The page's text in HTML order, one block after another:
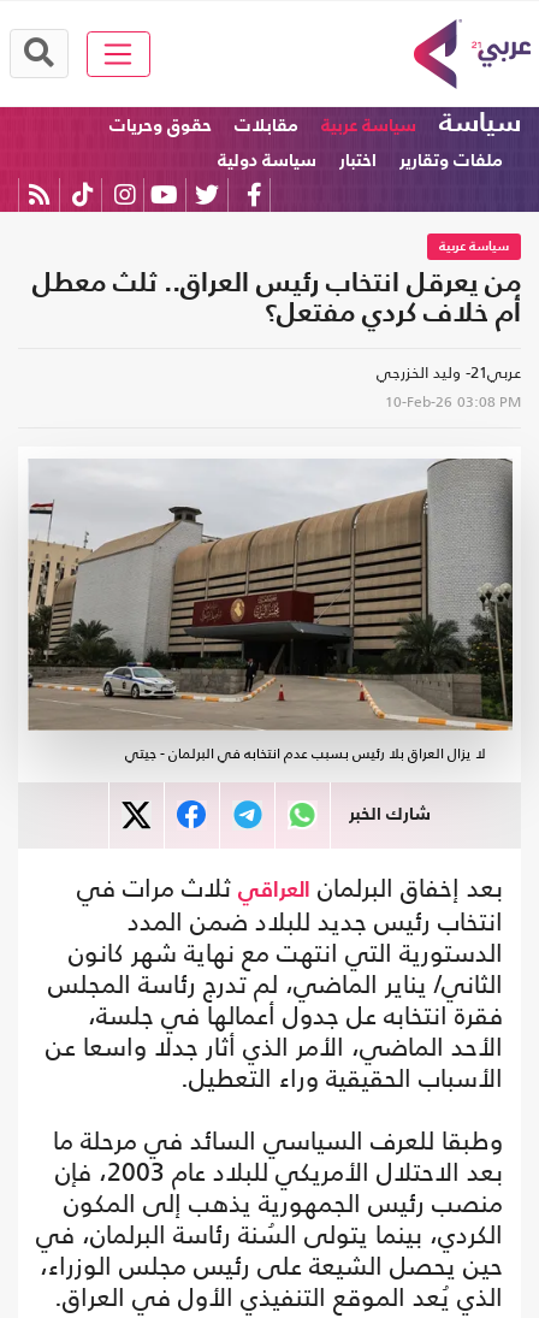
سياسة سياسة عربية مقابلات
حقوق وحريات
ملفات وتقارير
اختبار سياسة دولية
سياسة عربية
من يعرقل انتخاب رئيس العراق.. ثلث معطل
أم خلاف كردي مفتعل؟
عربي21- وليد الخزرجي
10-Feb-26 03:08 PM
لا يزال العراق بلا رئيس بسبب عدم انتخابه في البرلمان - جيتي
شارك الخبر
بعد إخفاق البرلمان العراقي ثلاث مرات في
انتخاب رئيس جديد للبلاد ضمن المدد
الدستورية التي انتهت مع نهاية شهر كانون
الثاني/ يناير الماضي، لم تدرج رئاسة المجلس
فقرة انتخابه عل جدول أعمالها في جلسة،
الأحد الماضي، الأمر الذي أثار جدلا واسعا عن
الأسباب الحقيقية وراء التعطيل.
وطبقا للعرف السياسي السائد في مرحلة ما
بعد الاحتلال الأمريكي للبلاد عام 2003، فإن
منصب رئيس الجمهورية يذهب إلى المكون
الكردي، بينما يتولى السُنة رئاسة البرلمان، في
حين يحصل الشيعة على رئيس مجلس الوزراء،
الذي يُعد الموقع التنفيذي الأول في العراق.